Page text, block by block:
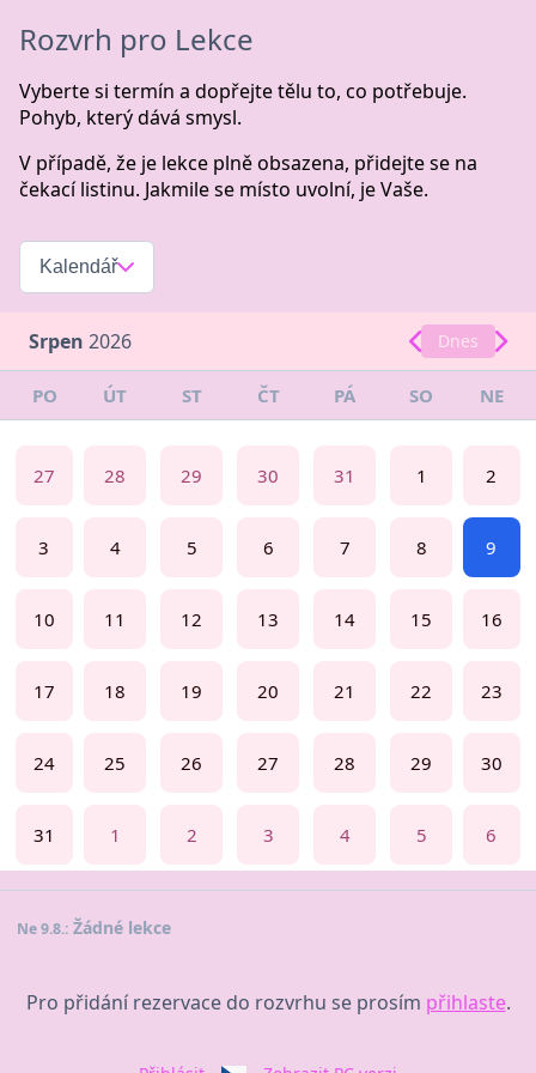
Rozvrh pro Lekce
Vyberte si termín a dopřejte tělu to, co potřebuje.
Pohyb, který dává smysl.
V případě, že je lekce plně obsazena, přidejte se na
čekací listinu. Jakmile se místo uvolní, je Vaše.
Kalendář
Srpen 2026 Dnes
PO ÚT ST ČT PÁ SO NE
27 28 29 30 31 1 2
3 4 5 6 7 8 9
10 11 12 13 14 15 16
17 18 19 20 21 22 23
24 25 26 27 28 29 30
31 1 2 3 4 5 6
Ne 9.8.: Žádné lekce
Pro přidání rezervace do rozvrhu se prosím přihlaste.